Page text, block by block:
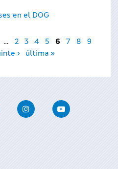
en el DOG
… 2 3 4 5 6 7 8
9
› última »
InstagramYoutube